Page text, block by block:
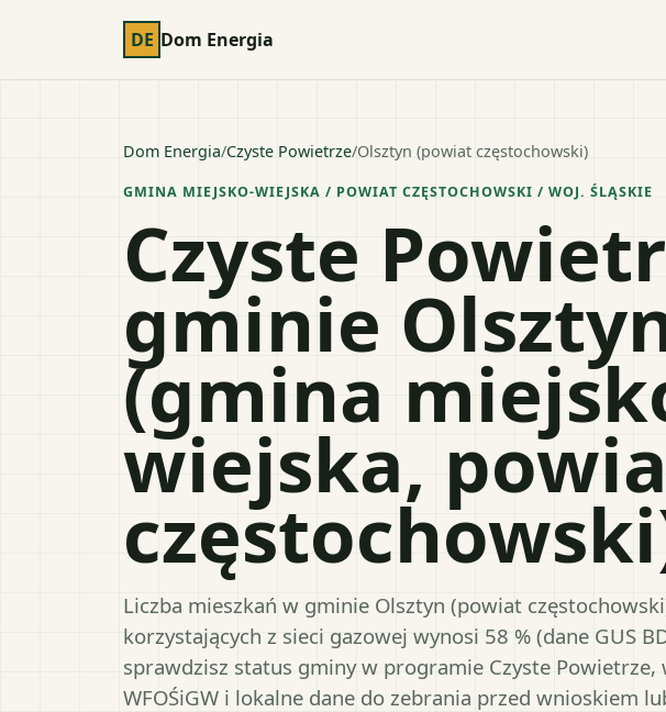
DE Dom Energia
Dom Energia/Czyste Powietrze/Olsztyn (powiat częstochowski)
GMINA MIEJSKO-WIEJSKA / POWIAT CZĘSTOCHOWSKI / WOJ. ŚLĄSKIE
Czyste
gminie
(gmina
wiejska,
Liczba mieszkań w gminie Olsztyn (powiat
korzystających z sieci gazowej wynosi 58 % (dane GUS
sprawdzisz status gminy w programie Czyste Powietrze,
WFOŚiGW i lokalne dane do zebrania przed wnioskiem